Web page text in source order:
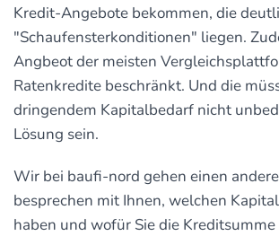
Kredit-Angebote bekommen, die
"Schaufensterkonditionen" liegen.
Angbeot der meisten
Ratenkredite beschränkt. Und die
dringendem Kapitalbedarf nicht
Lösung sein.
Wir bei baufi-nord gehen einen
besprechen mit Ihnen, welchen
haben und wofür Sie die